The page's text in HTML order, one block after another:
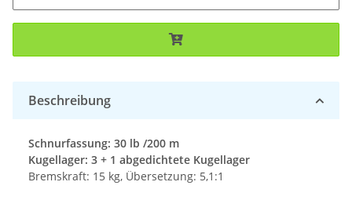
Beschreibung
Schnurfassung: 30 lb /200 m
Kugellager: 3 + 1 abgedichtete Kugellager
Bremskraft: 15 kg, Übersetzung: 5,1:1